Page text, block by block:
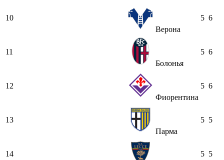
10
Верона
5 6
11
Болонья
5 6
12
Фиорентина
5 6
13
Парма
5 5
14
5 5